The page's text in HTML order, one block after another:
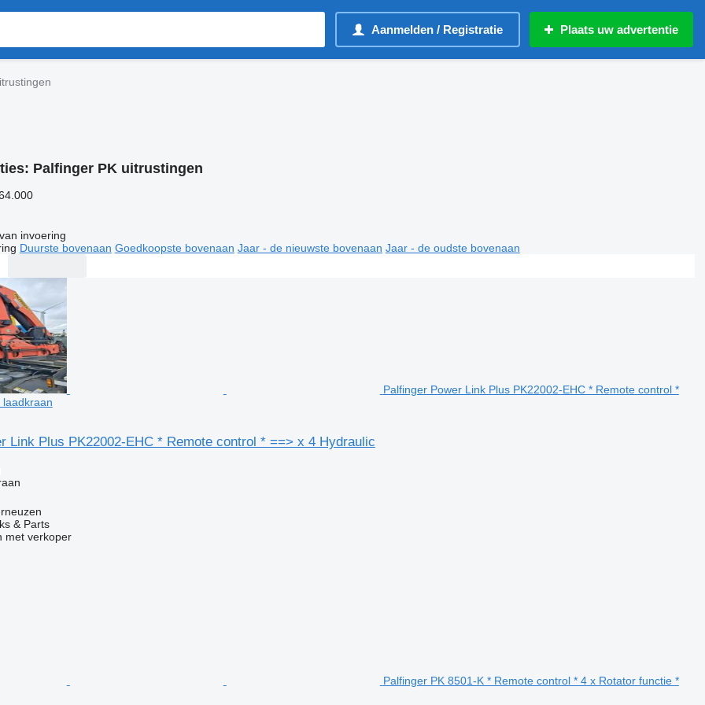
Aanmelden / Registratie Plaats uw advertentie
Palfinger PK uitrustingen
invoering
Duurste bovenaan Goedkoopste bovenaan Jaar - de nieuwste bovenaan Jaar - de oudste bovenaan
Palfinger Power Link Plus PK22002-EHC * Remote control *
laadkraan
Link Plus PK22002-EHC * Remote control * ==> x 4 Hydraulic
& Parts
met verkoper
Palfinger PK 8501-K * Remote control * 4 x Rotator functie *